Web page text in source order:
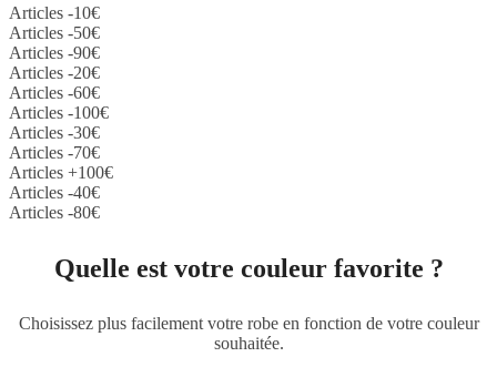
Articles -10€
Articles -50€
Articles -90€
Articles -20€
Articles -60€
Articles -100€
Articles -30€
Articles -70€
Articles +100€
Articles -40€
Articles -80€
Quelle est votre couleur favorite ?
Choisissez plus facilement votre robe en fonction de votre couleur
souhaitée.